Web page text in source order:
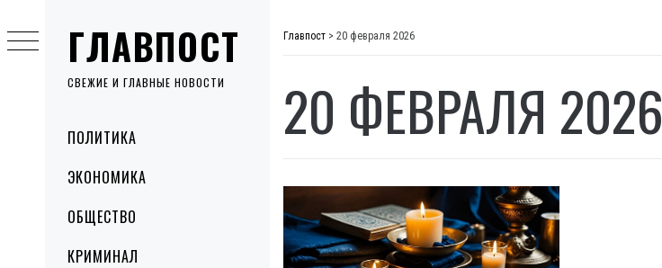
ГЛАВПОСТ
СВЕЖИЕ И ГЛАВНЫЕ НОВОСТИ
MenuПОЛИТИКА
ЭКОНОМИКА
ОБЩЕСТВО
КРИМИНАЛ
to
content
Главпост > 20 февраля 2026
20 ФЕВРАЛЯ 2026